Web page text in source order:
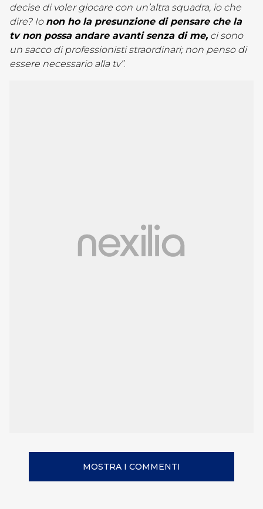
decise di voler giocare con un’altra squadra, io che
dire? Io non ho la presunzione di pensare che la
tv non possa andare avanti senza di me, ci sono
un sacco di professionisti straordinari; non penso di
essere necessario alla tv”.
MOSTRA I COMMENTI